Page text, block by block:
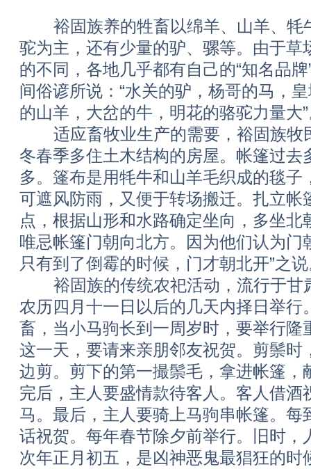
裕固族养的牲畜以绵羊、山羊、牦
驼为主，还有少量的驴、骡等。由于草
的不同，各地几乎都有自己的“知名品牌
间俗谚所说：“水关的驴，杨哥的马，
的山羊，大岔的牛，明花的骆驼力
适应畜牧业生产的需要，裕固族牧
冬春季多住土木结构的房屋。帐篷过去
多。篷布是用牦牛和山羊毛织成的毯子
可遮风防雨，又便于转场搬迁。扎立帐
点，根据山形和水路确定坐向，多坐北
唯忌帐篷门朝向北方。因为他们认为门
只有到了倒霉的时候，门才朝北开”之
裕固族的传统农祀活动，流行于甘
农历四月十一日以后的几天内择日举行
畜，当小马驹长到一周岁时，要举行隆
这一天，要请来亲朋邻友祝贺。剪鬃时
边剪。剪下的第一撮鬃毛，拿进帐篷，
完后，主人要盛情款待客人。客人借酒
马。最后，主人要骑上马驹串帐篷。每
话祝贺。每年春节除夕前举行。旧时，
次年正月初五，是凶神恶鬼最猖狂的时